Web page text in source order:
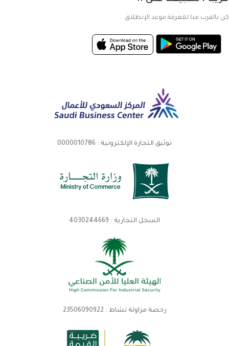
كن بالقرب منا لمعرفة موعد الإنطلاق
توثيق التجارة الإلكترونية : 0000010786
السجل التجارية : 4030244669
رخصة مزاولة نشاط : 23506090922